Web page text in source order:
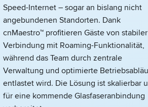
Speed-Internet – sogar an bislang nicht
angebundenen Standorten. Dank
cnMaestro™ profitieren Gäste von stabiler
Verbindung mit Roaming-Funktionalität,
während das Team durch zentrale
Verwaltung und optimierte
entlastet wird. Die Lösung ist skalierbar
für eine kommende Glasfaseranbindung